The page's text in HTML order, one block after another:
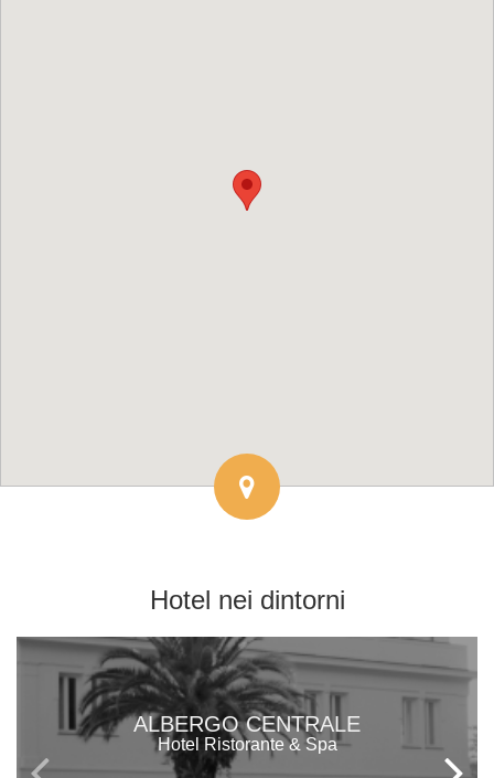
Hotel nei dintorni
ALBERGO CENTRALE
Hotel Ristorante & Spa